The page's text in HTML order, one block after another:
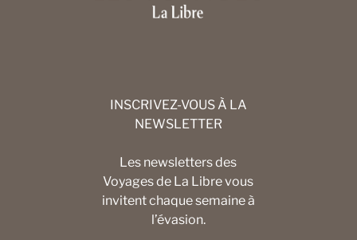
INSCRIVEZ-VOUS À LA
NEWSLETTER
Les newsletters des
Voyages de La Libre vous
invitent chaque semaine à
l’évasion.